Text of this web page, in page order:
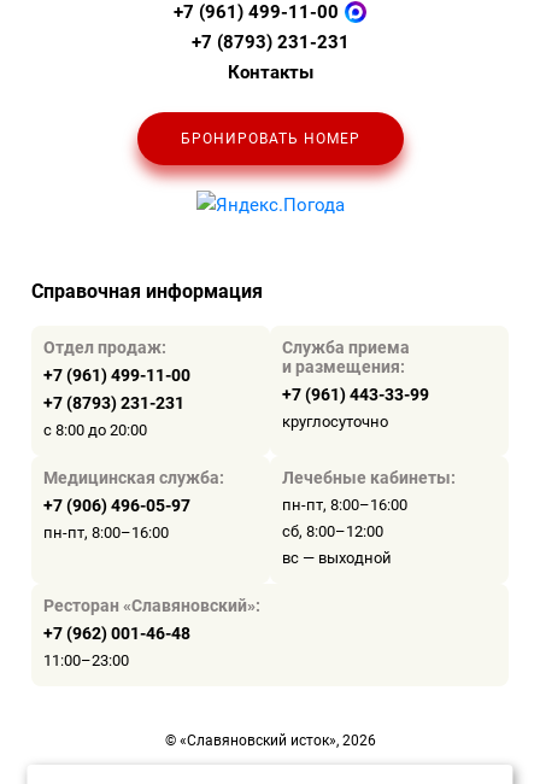
+7 (961) 499-11-00
+7 (8793) 231-231
Контакты
БРОНИРОВАТЬ НОМЕР
Справочная информация
Отдел продаж:
+7 (961) 499-11-00
+7 (8793) 231-231
с 8:00 до 20:00
Служба приема
и размещения:
+7 (961) 443-33-99
круглосуточно
Медицинская служба:
+7 (906) 496-05-97
пн-пт, 8:00–16:00
Лечебные кабинеты:
пн-пт, 8:00–16:00
сб, 8:00–12:00
вс — выходной
Ресторан «Славяновский»:
+7 (962) 001-46-48
11:00–23:00
© «Славяновский исток», 2026